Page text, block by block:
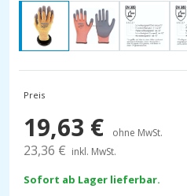
Preis
19,63 € ohne MwSt.
23,36 € inkl. MwSt.
Sofort ab Lager lieferbar.